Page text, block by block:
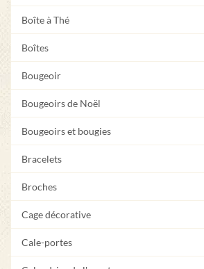
Boîte à Thé
Boîtes
Bougeoir
Bougeoirs de Noël
Bougeoirs et bougies
Bracelets
Broches
Cage décorative
Cale-portes